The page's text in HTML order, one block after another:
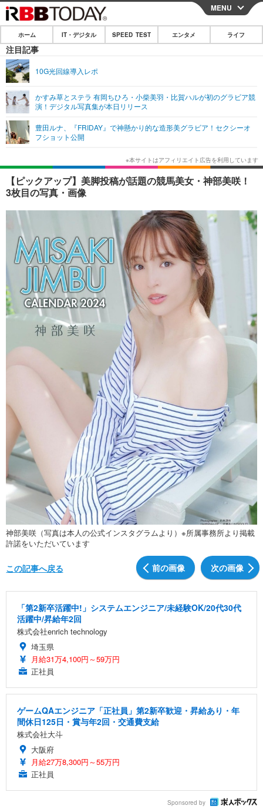
CLOSE
ホーム
IT・デジタル
ネタ
ショッピング その他
SPEED TEST
エンタメ
エンタメTOP
韓国・芸能
音楽 スポーツ
その他
ライフ
ライフTOP グルメ
ペット ショッピング
その他
リリース一覧
プッシュ通知の停止方法
MENU
ホーム IT・デジタル SPEED TEST エンタメ ライフ
注目記事
10G光回線導入レポ
かすみ草とステラ 有岡ちひろ・小柴美羽・比賀ハルが初のグラビア競
演！デジタル写真集が本日リリース
豊田ルナ、『FRIDAY』で神懸かり的な造形美グラビア！セクシーオ
フショット公開
【ピックアップ】美脚投稿が話題の競馬美女・神部美咲！
3枚目の写真・画像
神部美咲（写真は本人の公式インスタグラムより）※所属事務所より掲載
許諾をいただいています
前の画像 次の画像
この記事へ戻る
「第2新卒活躍中!」システムエンジニア/未経験OK/20代30代
活躍中/昇給年2回
株式会社enrich technology
埼玉県
月給31万4,100円～59万円
正社員
ゲームQAエンジニア「正社員」第2新卒歓迎・昇給あり・年
間休日125日・賞与年2回・交通費支給
株式会社大斗
大阪府
月給27万8,300円～55万円
正社員
Sponsored by